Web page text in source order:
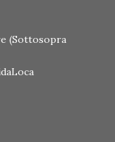
(Sottosopra